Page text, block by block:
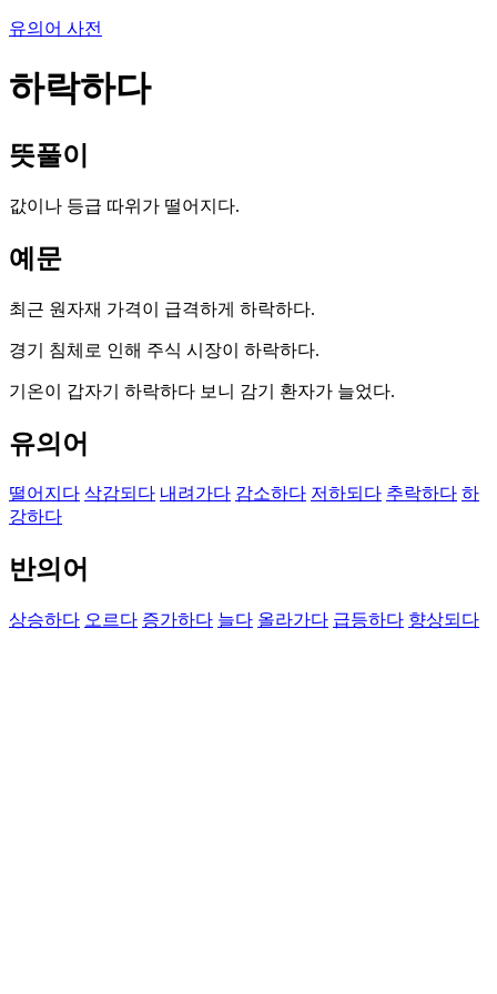
유의어 사전
하락하다
뜻풀이
값이나 등급 따위가 떨어지다.
예문
최근 원자재 가격이 급격하게 하락하다.
경기 침체로 인해 주식 시장이 하락하다.
기온이 갑자기 하락하다 보니 감기 환자가 늘었다.
유의어
떨어지다 삭감되다 내려가다 감소하다 저하되다 추락하다 하
강하다
반의어
상승하다 오르다 증가하다 늘다 올라가다 급등하다 향상되다